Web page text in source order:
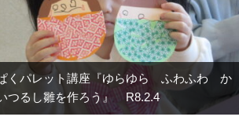
くパレット講座『ゆらゆら ふわふわ か
つるし雛を作ろう』 R8.2.4